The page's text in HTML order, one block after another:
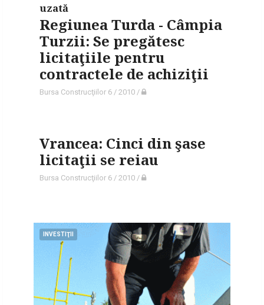
uzată
Regiunea Turda - Câmpia
Turzii: Se pregătesc
licitaţiile pentru
contractele de achiziţii
Bursa Construcţiilor 6 / 2010/
Vrancea: Cinci din şase
licitaţii se reiau
Bursa Construcţiilor 6 / 2010/
INVESTIŢII